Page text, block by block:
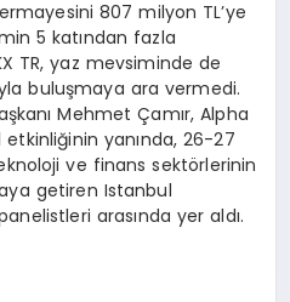
807 milyon TL’ye
5 katından fazla
TR, yaz mevsiminde de
buluşmaya ara vermedi.
Mehmet Çamır, Alpha
yanında, 26-27
ve finans sektörlerinin
getiren Istanbul
arasında yer aldı.